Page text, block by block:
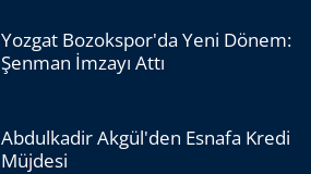
Yozgat Bozokspor'da Yeni Dönem:
Şenman İmzayı Attı
Abdulkadir Akgül'den Esnafa Kredi
Müjdesi